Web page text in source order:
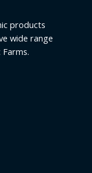
products
wide range